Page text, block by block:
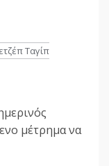
Ταγίπ
μέτρημα να